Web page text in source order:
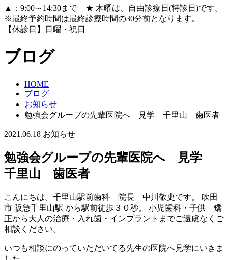
▲：9:00～14:30まで ★ 木曜は、自由診療日(特診日)です。
※最終予約時間は最終診療時間の30分前となります。
【休診日】日曜・祝日
ブログ
HOME
ブログ
お知らせ
勉強会グループの先輩医院へ 見学 千里山 歯医者
2021.06.18 お知らせ
勉強会グループの先輩医院へ 見学
千里山 歯医者
こんにちは。千里山駅前歯科 院長 中川敬史です。 吹田
市 阪急千里山駅 から駅前徒歩３０秒。 小児歯科・子供 矯
正から大人の治療・入れ歯・インプラントまでご遠慮なくご
相談ください。
いつも相談にのっていただいてる先生の医院へ見学にいきま